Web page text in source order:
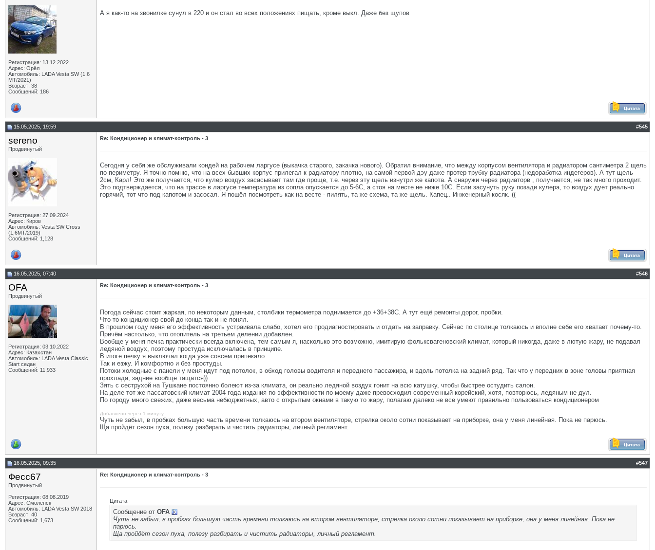
Регистрация: 13.12.2022
Адрес: Орёл
Автомобиль: LADA Vesta SW (1.6
МТ/2021)
Возраст: 38
Сообщений: 186
А я как-то на звонилке сунул в 220 и он стал во всех положениях пищать, кроме выкл. Даже без щупов
15.05.2025, 19:59 #545
sereno
Продвинутый
Регистрация: 27.09.2024
Адрес: Киров
Автомобиль: Vesta SW Cross
(1,6МТ/2019)
Сообщений: 1,128
Re: Кондиционер и климат-контроль - 3
Сегодня у себя же обслуживали кондей на рабочем ларгусе (выкачка старого, закачка нового). Обратил внимание, что между корпусом вентилятора и радиатором сантиметра 2 щель
по периметру. Я точно помню, что на всех бывших корпус прилегал к радиатору плотно, на самой первой дэу даже протер трубку радиатора (недоработка индегеров). А тут щель
2см, Карл! Это же получается, что кулер воздух засасывает там где проще, т.е. через эту щель изнутри же капота. А снаружи через радиаторв , получается, не так много проходит.
Это подтверждается, что на трассе в ларгусе температура из сопла опускается до 5-6С, а стоя на месте не ниже 10С. Если засунуть руку позади кулера, то воздух дует реально
горячий, тот что под капотом и засосал. Я пошёл посмотреть как на весте - пилять, та же схема, та же щель. Капец.. Инженерный косяк. ((
16.05.2025, 07:40 #546
OFA
Продвинутый
Регистрация: 03.10.2022
Адрес: Казахстан
Автомобиль: LADA Vesta Classic
Start седан
Сообщений: 11,933
Re: Кондиционер и климат-контроль - 3
Погода сейчас стоит жаркая, по некоторым данным, столбики термометра поднимается до +36+38С. А тут ещё ремонты дорог, пробки.
Что-то кондиционер свой до конца так и не понял.
В прошлом году меня его эффективность устраивала слабо, хотел его продиагностировать и отдать на заправку. Сейчас по столице толкаюсь и вполне себе его хватает почему-то.
Причём настолько, что отопитель на третьем делении добавлен.
Вообще у меня печка практически всегда включена, тем самым я, насколько это возможно, имитирую фольксвагеновский климат, который никогда, даже в лютую жару, не подавал
ледяной воздух, поэтому простуда исключалась в принципе.
В итоге печку я выключал когда уже совсем припекало.
Так и езжу. И комфортно и без простуды.
Потоки холодные с панели у меня идут под потолок, в обход головы водителя и переднего пассажира, и вдоль потолка на задний ряд. Так что у передних в зоне головы приятная
прохлада, задние вообще тащатся))
Зять с сеструхой на Тушкане постоянно болеют из-за климата, он реально ледяной воздух гонит на всю катушку, чтобы быстрее остудить салон.
На деле тот же пассатовский климат 2004 года издания по эффективности по моему даже превосходил современный корейский, хотя, повторюсь, ледяным не дул.
По городу много свежих, даже весьма небюджетных, авто с открытым окнами в такую то жару, полагаю далеко не все умеют правильно пользоваться кондиционером
Добавлено через 1 минуту
Чуть не забыл, в пробках большую часть времени толкаюсь на втором вентиляторе, стрелка около сотни показывает на приборке, она у меня линейная. Пока не парюсь.
Ща пройдёт сезон пуха, полезу разбирать и чистить радиаторы, личный регламент.
16.05.2025, 09:35 #547
Фесс67
Продвинутый
Регистрация: 08.08.2019
Адрес: Смоленск
Автомобиль: LADA Vesta SW 2018
Возраст: 40
Сообщений: 1,673
Re: Кондиционер и климат-контроль - 3
Цитата:
Сообщение от OFA
Чуть не забыл, в пробках большую часть времени толкаюсь на втором вентиляторе, стрелка около сотни показывает на приборке, она у меня линейная. Пока не
парюсь.
Ща пройдёт сезон пуха, полезу разбирать и чистить радиаторы, личный регламент.